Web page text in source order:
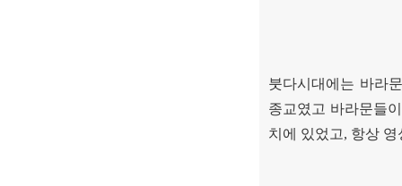
붓다시대에는 바라
종교였고 바라문들
치에 있었고, 항상 영